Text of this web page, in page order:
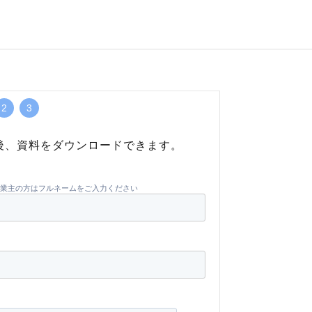
2 3
資料をダウンロードできます。
主の方はフルネームをご入力ください